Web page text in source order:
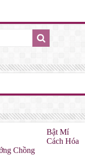
Bật Mí
Cách Hóa
Chồng